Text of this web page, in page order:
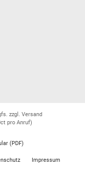
zzgl. Versand
pro Anruf)
(PDF)
Impressum